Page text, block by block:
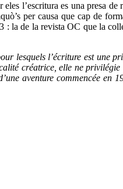
l’escritura es una presa
per causa que cap de
: la de la revista OC que la
lesquels l’écriture est une
créatrice, elle ne
aventure commencée en